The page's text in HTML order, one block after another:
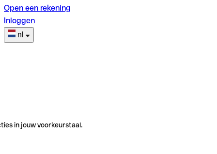
Open een rekening
Inloggen
nl
in jouw voorkeurstaal.